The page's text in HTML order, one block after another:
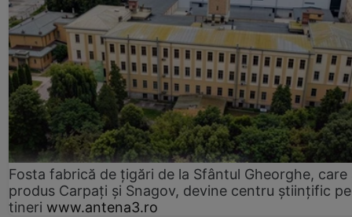
Fosta fabrică de țigări de la Sfântul Gheorghe, care
produs Carpați și Snagov, devine centru științific
tineri www.antena3.ro